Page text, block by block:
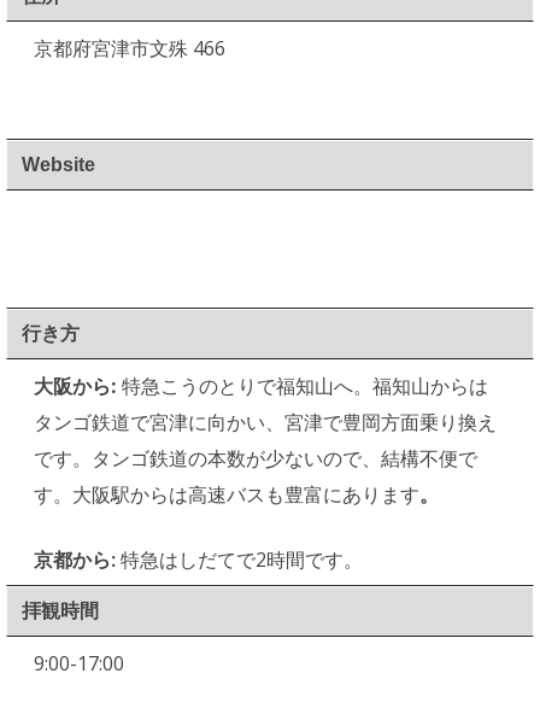
京都府宮津市文殊 466
Website
行き方
大阪から: 特急こうのとりで福知山へ。福知山からは
タンゴ鉄道で宮津に向かい、宮津で豊岡方面乗り換え
です。タンゴ鉄道の本数が少ないので、結構不便で
す。大阪駅からは高速バスも豊富にあります。
京都から:特急はしだてで2時間です。
拝観時間
9:00-17:00